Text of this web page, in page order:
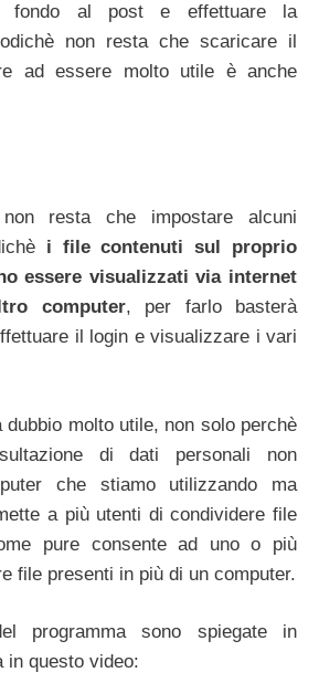
al post e effettuare la
non resta che scaricare il
ad essere molto utile è anche
resta che impostare alcuni
i file contenuti sul proprio
essere visualizzati via internet
computer, per farlo basterà
il login e visualizzare i vari
dubbio molto utile, non solo perchè
di dati personali non
che stiamo utilizzando ma
a più utenti di condividere file
pure consente ad uno o più
file presenti in più di un computer.
programma sono spiegate in
in questo video: